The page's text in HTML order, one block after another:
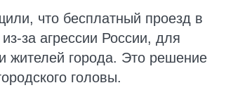
что бесплатный проезд в
за агрессии России, для
жителей города. Это решение
головы.